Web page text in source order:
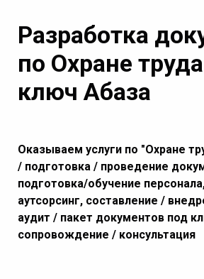
Разработка
по Охране
ключ Абаза
Оказываем услуги по "Охране
/ подготовка / проведение
подготовка/обучение
аутсорсинг, составление /
аудит / пакет документов под
сопровождение / консультация